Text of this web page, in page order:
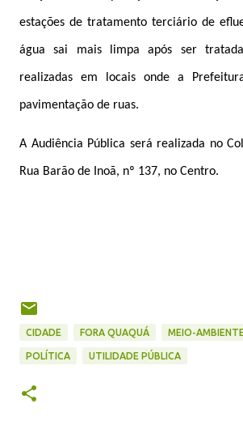
estações de tratamento terciário de
água sai mais limpa após ser
realizadas em locais onde a
pavimentação de ruas.
A Audiência Pública será realizada no
Rua Barão de Inoã, nº 137, no Centro.
CIDADE FORA QUAQUÁ MEIO-AMBIENTE
POLÍTICA UTILIDADE PÚBLICA